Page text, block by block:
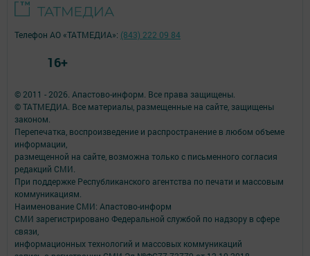
© 2011 - 2026. Апастово-информ. Все права защищены.
© ТАТМЕДИА. Все материалы, размещенные на сайте, защищены
законом.
Перепечатка, воспроизведение и распространение в любом объеме
информации,
размещенной на сайте, возможна только с письменного согласия
редакций СМИ.
При поддержке Республиканского агентства по печати и массовым
коммуникациям.
Наименование СМИ: Апастово-информ
СМИ зарегистрировано Федеральной службой по надзору в сфере
связи,
информационных технологий и массовых коммуникаций
Телефон АО «ТАТМЕДИА»: (843) 222 09 84
16+